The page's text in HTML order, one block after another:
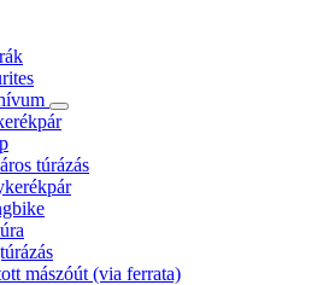
túrázás
mászóút (via ferrata)